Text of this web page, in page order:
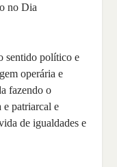
no Dia
sentido político e
operária e
fazendo o
e patriarcal e
de igualdades e